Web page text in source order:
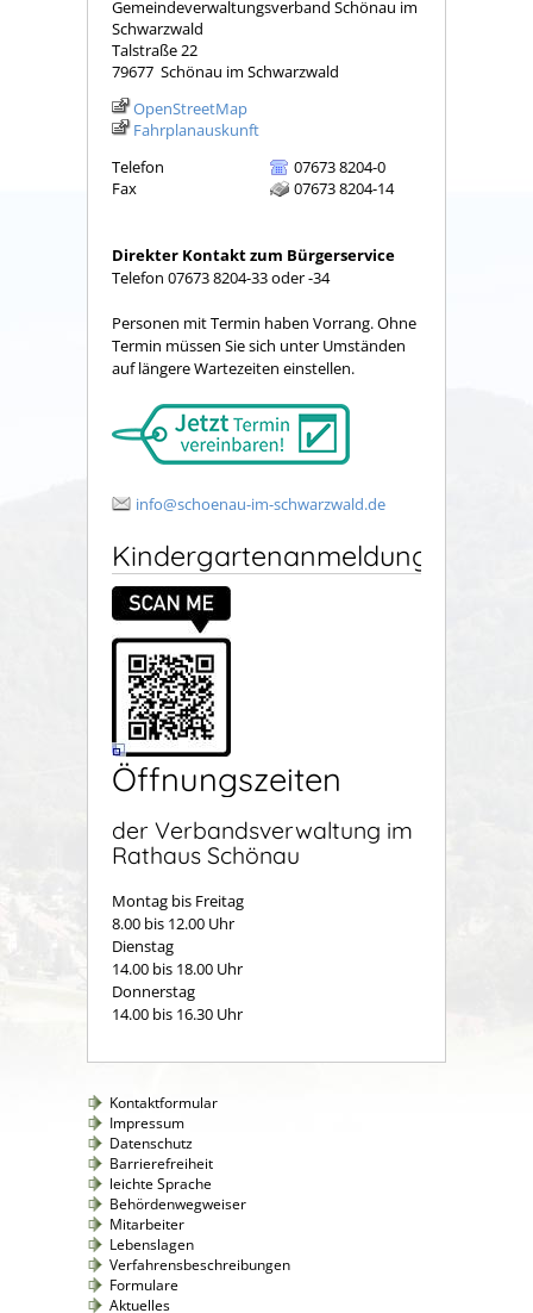
Gemeindeverwaltungsverband Schönau im
Schwarzwald
Talstraße 22
79677 Schönau im Schwarzwald
OpenStreetMap
Fahrplanauskunft
Telefon
07673 8204-0
Fax
07673 8204-14
Direkter Kontakt zum Bürgerservice
Telefon 07673 8204-33 oder -34
Personen mit Termin haben Vorrang. Ohne
Termin müssen Sie sich unter Umständen
auf längere Wartezeiten einstellen.
info@schoenau-im-schwarzwald.de
Kindergartenanmeldung
Öffnungszeiten
der Verbandsverwaltung im
Rathaus Schönau
Montag bis Freitag
8.00 bis 12.00 Uhr
Dienstag
14.00 bis 18.00 Uhr
Donnerstag
14.00 bis 16.30 Uhr
Kontaktformular
Impressum
Datenschutz
Barrierefreiheit
leichte Sprache
Behördenwegweiser
Mitarbeiter
Lebenslagen
Verfahrensbeschreibungen
Formulare
Aktuelles